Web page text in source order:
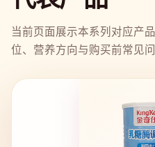
当前页面展示本系列对应产
位、营养方向与购买前常见问